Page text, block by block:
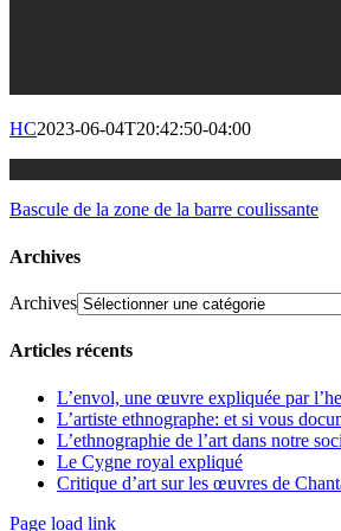
HC2023-06-04T20:42:50-04:00
Bascule de la zone de la barre coulissante
Archives
Archives
Articles récents
L’envol, une œuvre expliquée par
L’artiste ethnographe: et si vous
L’ethnographie de l’art dans notre
Le Cygne royal expliqué
Critique d’art sur les œuvres de
Page load link